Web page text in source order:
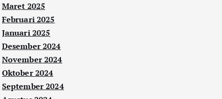
Maret 2025
Februari 2025
Januari 2025
Desember 2024
November 2024
Oktober 2024
September 2024